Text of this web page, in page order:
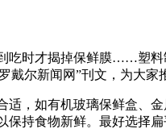
时才揭掉保鲜膜……塑料
尔新闻网”刊文，为大家
如有机玻璃保鲜盒、
持食物新鲜。最好选择